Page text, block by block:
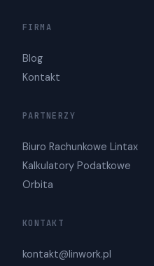
FIRMA
Blog
Kontakt
PARTNERZY
Biuro Rachunkowe Lintax
Kalkulatory Podatkowe
Orbita
KONTAKT
kontakt@linwork.pl